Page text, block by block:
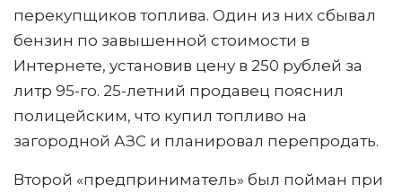
перекупщиков топлива. Один из них сбывал
бензин по завышенной стоимости в
Интернете, установив цену в 250 рублей за
литр 95-го. 25-летний продавец пояснил
полицейским, что купил топливо на
загородной АЗС и планировал перепродать.
Второй «предприниматель» был пойман при